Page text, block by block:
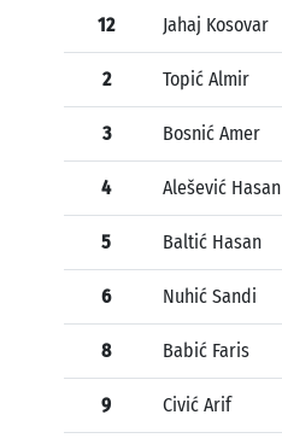
12 Jahaj Kosovar
2 Topić Almir
3 Bosnić Amer
4 Alešević Hasan
5 Baltić Hasan
6 Nuhić Sandi
8 Babić Faris
9 Civić Arif